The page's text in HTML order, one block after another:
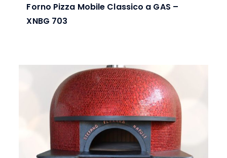
Forno Pizza Mobile Classico a GAS –
XNBG 703